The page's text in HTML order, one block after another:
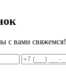
с вами свяжемся!